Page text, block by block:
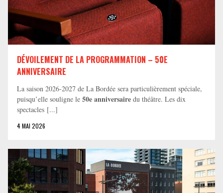
DÉVOILEMENT DE LA PROGRAMMATION – 50E
ANNIVERSAIRE
La saison 2026-2027 de La Bordée sera particulièrement spéciale,
puisqu’elle souligne le 50e anniversaire du théâtre. Les dix
spectacles [...]
4 MAI 2026